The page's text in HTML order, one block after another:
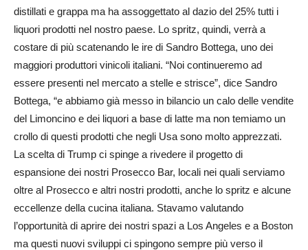
distillati e grappa ma ha assoggettato al dazio del 25% tutti i
liquori prodotti nel nostro paese. Lo spritz, quindi, verrà a
costare di più scatenando le ire di Sandro Bottega, uno dei
maggiori produttori vinicoli italiani. “Noi continueremo ad
essere presenti nel mercato a stelle e strisce”, dice Sandro
Bottega, “e abbiamo già messo in bilancio un calo delle vendite
del Limoncino e dei liquori a base di latte ma non temiamo un
crollo di questi prodotti che negli Usa sono molto apprezzati.
La scelta di Trump ci spinge a rivedere il progetto di
espansione dei nostri Prosecco Bar, locali nei quali serviamo
oltre al Prosecco e altri nostri prodotti, anche lo spritz e alcune
eccellenze della cucina italiana. Stavamo valutando
l’opportunità di aprire dei nostri spazi a Los Angeles e a Boston
ma questi nuovi sviluppi ci spingono sempre più verso il